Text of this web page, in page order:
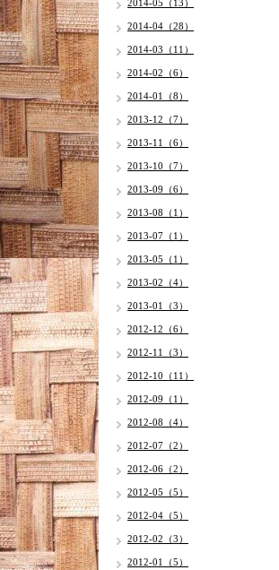
2014-05（13）
2014-04（28）
2014-03（11）
2014-02（6）
2014-01（8）
2013-12（7）
2013-11（6）
2013-10（7）
2013-09（6）
2013-08（1）
2013-07（1）
2013-05（1）
2013-02（4）
2013-01（3）
2012-12（6）
2012-11（3）
2012-10（11）
2012-09（1）
2012-08（4）
2012-07（2）
2012-06（2）
2012-05（5）
2012-04（5）
2012-02（3）
2012-01（5）